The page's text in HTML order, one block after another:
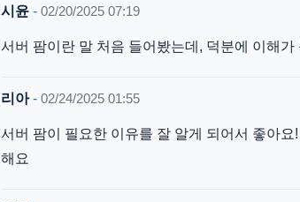
시윤- 02/20/2025 07:19
서버 팜이란 말 처음 들어봤는데, 덕분에 이해
리아- 02/24/2025 01:55
서버 팜이 필요한 이유를 잘 알게 되어서 좋아
해요